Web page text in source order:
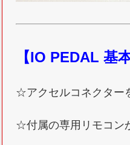
【IO PEDAL 基
☆アクセルコネクター
☆付属の専用リモコン